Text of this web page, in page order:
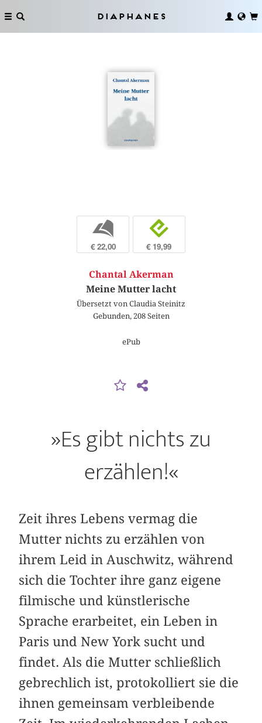
Diaphanes
b
€ 22,00
e
€ 19,99
Chantal Akerman
Meine Mutter lacht
Übersetzt von Claudia Steinitz
Gebunden, 208 Seiten
ePub
»Es gibt nichts zu
erzählen!«
Zeit ihres Lebens vermag die
Mutter nichts zu erzählen von
ihrem Leid in Auschwitz, während
sich die Tochter ihre ganz eigene
filmische und künstlerische
Sprache erarbeitet, ein Leben in
Paris und New York sucht und
findet. Als die Mutter schließlich
gebrechlich ist, proto­kolliert sie die
ihnen gemeinsam verbleibende